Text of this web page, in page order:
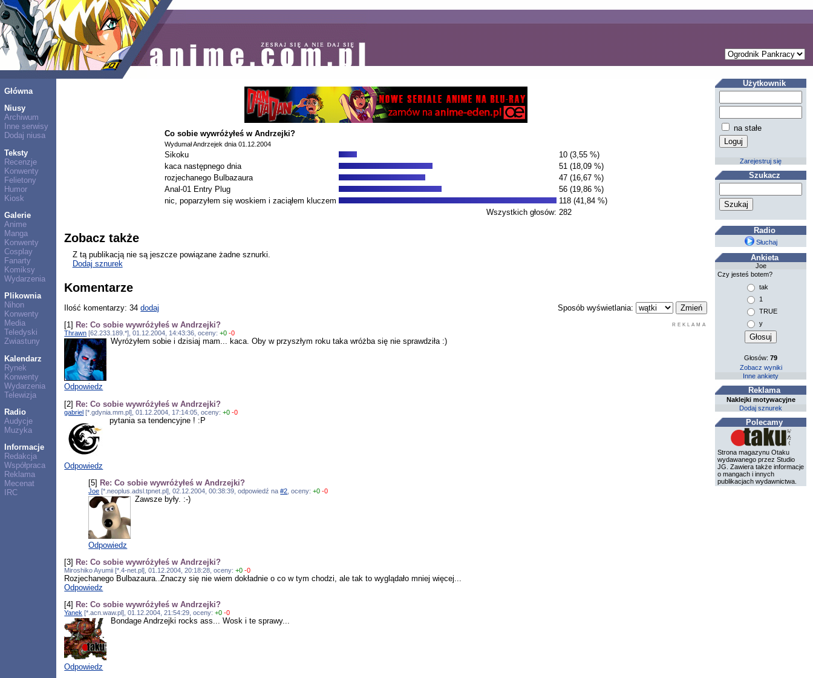
Główna
Niusy
Archiwum
Inne serwisy
Dodaj niusa
Teksty
Recenzje
Konwenty
Felietony
Humor
Kiosk
Galerie
Anime
Manga
Konwenty
Cosplay
Fanarty
Komiksy
Wydarzenia
Plikownia
Nihon
Konwenty
Media
Teledyski
Zwiastuny
Kalendarz
Rynek
Konwenty
Wydarzenia
Telewizja
Radio
Audycje
Muzyka
Informacje
Redakcja
Współpraca
Reklama
Mecenat
IRC
Co sobie wywróżyłeś w Andrzejki?
Wydumał Andrzejek dnia 01.12.2004
Sikoku
10 (3,55 %)
kaca następnego dnia
51 (18,09 %)
rozjechanego Bulbazaura
47 (16,67 %)
Anal-01 Entry Plug
56 (19,86 %)
nic, poparzyłem się woskiem i zaciąłem kluczem
118 (41,84 %)
Wszystkich głosów: 282
Zobacz także
Z tą publikacją nie są jeszcze powiązane żadne sznurki.
Dodaj sznurek
Komentarze
Sposób wyświetlania:
Ilość komentarzy: 34dodaj
REKLAMA
[1] Re: Co sobie wywróżyłeś w Andrzejki?
Thrawn [62.233.189.*], 01.12.2004, 14:43:36, oceny:+0 -0
Wyróżyłem sobie i dzisiaj mam... kaca. Oby w przyszłym roku taka wróżba się nie sprawdziła :)
Odpowiedz
[2] Re: Co sobie wywróżyłeś w Andrzejki?
gabriel [*.gdynia.mm.pl], 01.12.2004, 17:14:05, oceny:+0 -0
pytania sa tendencyjne ! :P
Odpowiedz
[5] Re: Co sobie wywróżyłeś w Andrzejki?
Joe [*.neoplus.adsl.tpnet.pl], 02.12.2004, 00:38:39, odpowiedź na#2 , oceny:+0 -0
Zawsze były. :-)
Odpowiedz
[3] Re: Co sobie wywróżyłeś w Andrzejki?
Miroshiko Ayumii [*.4-net.pl], 01.12.2004, 20:18:28, oceny:+0 -0
Rozjechanego Bulbazaura..Znaczy się nie wiem dokładnie o co w tym chodzi, ale tak to wyglądało mniej więcej...
Odpowiedz
[4] Re: Co sobie wywróżyłeś w Andrzejki?
Yanek [*.acn.waw.pl], 01.12.2004, 21:54:29, oceny:+0 -0
Bondage Andrzejki rocks ass... Wosk i te sprawy...
Odpowiedz
Użytkownik
na stałe
Zarejestruj się
Szukacz
Radio
Słuchaj
Ankieta
Joe
Czy jesteś botem?
tak
1
TRUE
y
Głosów:79
Zobacz wyniki
Inne ankiety
Reklama
Naklejki motywacyjne
Dodaj sznurek
Polecamy
Strona magazynu Otaku
wydawanego przez Studio
JG. Zawiera także informacje
o mangach i innych
publikacjach wydawnictwa.